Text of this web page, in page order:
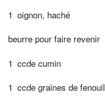
1 oignon, haché
beurre pour faire revenir
1 ccde cumin
1 ccde graines de fenouil